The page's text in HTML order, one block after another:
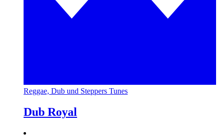
Reggae, Dub und Steppers Tunes
Dub Royal